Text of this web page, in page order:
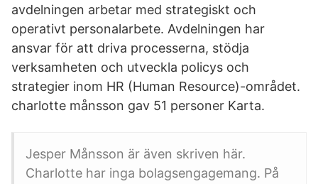
avdelningen arbetar med strategiskt och
operativt personalarbete. Avdelningen har
ansvar för att driva processerna, stödja
verksamheten och utveckla policys och
strategier inom HR (Human Resource)-området.
charlotte månsson gav 51 personer Karta.
Jesper Månsson är även skriven här.
Charlotte har inga bolagsengagemang. På